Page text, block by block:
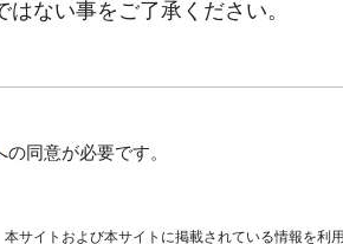
ない事をご了承ください。
の同意が必要です。
サイトおよび本サイトに掲載されている情報を利